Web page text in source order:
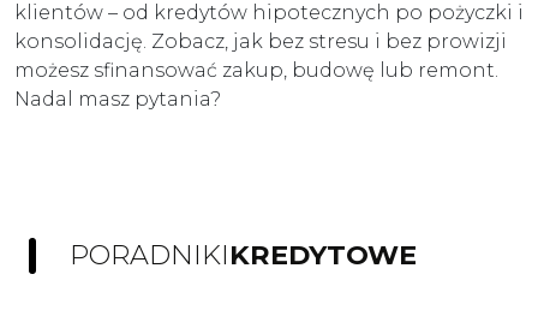
klientów – od kredytów hipotecznych po pożyczki i
konsolidację. Zobacz, jak bez stresu i bez prowizji
możesz sfinansować zakup, budowę lub remont.
Nadal masz pytania?
PORADNIKIKREDYTOWE